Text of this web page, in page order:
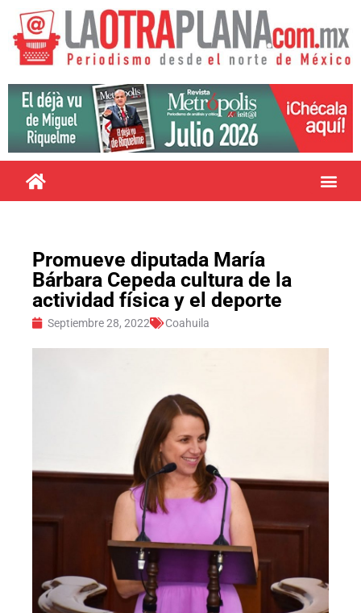
Promueve diputada María
Bárbara Cepeda cultura de la
actividad física y el deporte
Septiembre 28, 2022 Coahuila